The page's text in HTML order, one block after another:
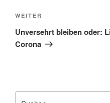
Nächster
Beitrag
WEITER
Unversehrt bleiben oder:
Corona